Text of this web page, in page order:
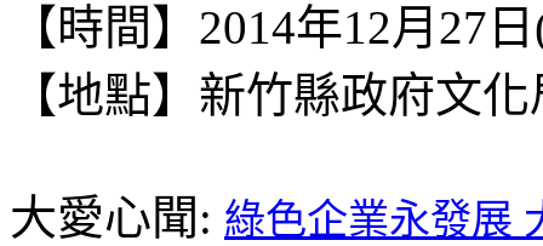
【時間】2014年12月27
【地點】 新竹縣政府文
大愛心聞: 綠色企業永發展